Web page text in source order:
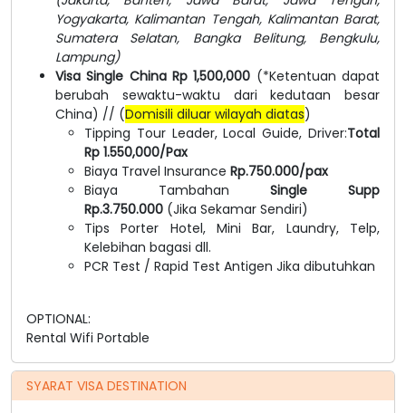
Yogyakarta, Kalimantan Tengah, Kalimantan Barat,
Sumatera Selatan, Bangka Belitung, Bengkulu,
Lampung)
Visa Single China Rp 1,500,000 (*Ketentuan dapat
berubah sewaktu-waktu dari kedutaan besar
China) // (Domisili diluar wilayah diatas)
Tipping Tour Leader, Local Guide, Driver:Total
Rp 1.550,000/Pax
Biaya Travel Insurance Rp.750.000/pax
Biaya Tambahan Single Supp
Rp.3.750.000 (Jika Sekamar Sendiri)
Tips Porter Hotel, Mini Bar, Laundry, Telp,
Kelebihan bagasi dll.
PCR Test / Rapid Test Antigen Jika dibutuhkan
OPTIONAL:
Rental Wifi Portable
SYARAT VISA DESTINATION